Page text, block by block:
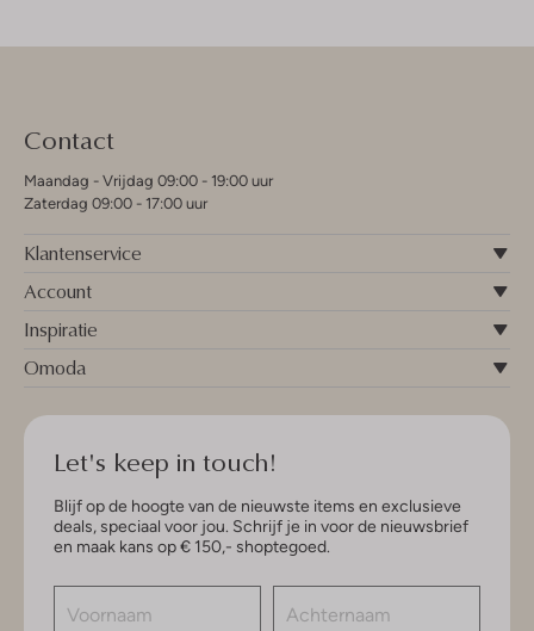
Contact
Maandag - Vrijdag 09:00 - 19:00 uur
Zaterdag 09:00 - 17:00 uur
Klantenservice
Account
Inspiratie
Omoda
Let's keep in touch!
Blijf op de hoogte van de nieuwste items en exclusieve
deals, speciaal voor jou. Schrijf je in voor de nieuwsbrief
en maak kans op € 150,- shoptegoed.